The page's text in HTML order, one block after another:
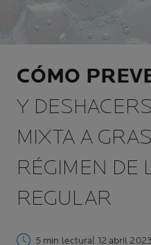
CÓMO
Y
MIXTA A
RÉGIMEN DE
REGULAR
5 min lectura | 12 abril 2023